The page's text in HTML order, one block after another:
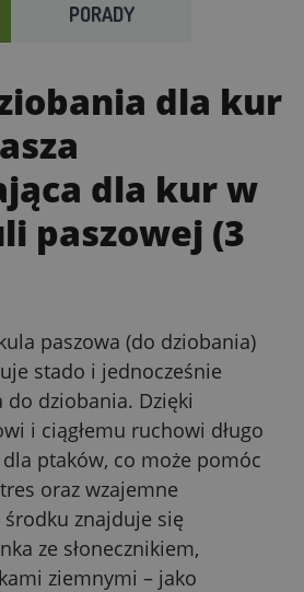
PORADY
dla kur
dla kur w
paszowej (3
paszowa (do dziobania)
stado i jednocześnie
do dziobania. Dzięki
i ciągłemu ruchowi długo
ptaków, co może pomóc
oraz wzajemne
znajduje się
ze słonecznikiem,
ziemnymi – jako